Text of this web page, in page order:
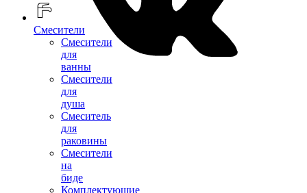
Смесители
Смесители
для
ванны
Смесители
для
душа
Смеситель
для
раковины
Смесители
на
биде
Комплектующие